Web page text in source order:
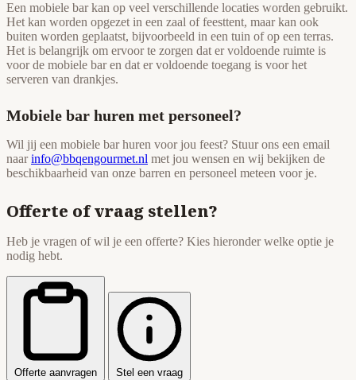
Een mobiele bar kan op veel verschillende locaties worden gebruikt.
Het kan worden opgezet in een zaal of feesttent, maar kan ook
buiten worden geplaatst, bijvoorbeeld in een tuin of op een terras.
Het is belangrijk om ervoor te zorgen dat er voldoende ruimte is
voor de mobiele bar en dat er voldoende toegang is voor het
serveren van drankjes.
Mobiele bar huren met personeel?
Wil jij een mobiele bar huren voor jou feest? Stuur ons een email
naarinfo@bbqengourmet.nl met jou wensen en wij bekijken de
beschikbaarheid van onze barren en personeel meteen voor je.
Offerte of vraag stellen?
Heb je vragen of wil je een offerte? Kies hieronder welke optie je
nodig hebt.
Offerte aanvragen Stel een vraag